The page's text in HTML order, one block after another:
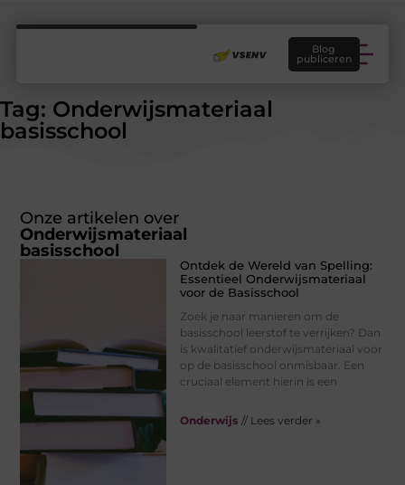
Blog
publiceren
Tag: Onderwijsmateriaal
basisschool
Onze artikelen over
Onderwijsmateriaal
basisschool
Ontdek de Wereld van Spelling:
Essentieel Onderwijsmateriaal
voor de Basisschool
Zoek je naar manieren om de
basisschool leerstof te verrijken? Dan
is kwalitatief onderwijsmateriaal voor
op de basisschool onmisbaar. Een
cruciaal element hierin is een
Onderwijs // Lees verder »